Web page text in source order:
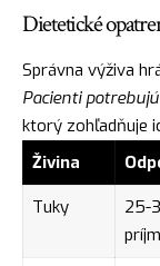
Dietetické
Správna výživa
Pacienti potrebujú
ktorý zohľadňuje
Živina
Tuky
25-